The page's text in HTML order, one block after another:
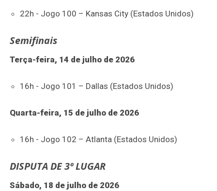
22h - Jogo 100 – Kansas City (Estados Unidos)
Semifinais
Terça-feira, 14 de julho de 2026
16h - Jogo 101 – Dallas (Estados Unidos)
Quarta-feira, 15 de julho de 2026
16h - Jogo 102 – Atlanta (Estados Unidos)
DISPUTA DE 3º LUGAR
Sábado, 18 de julho de 2026